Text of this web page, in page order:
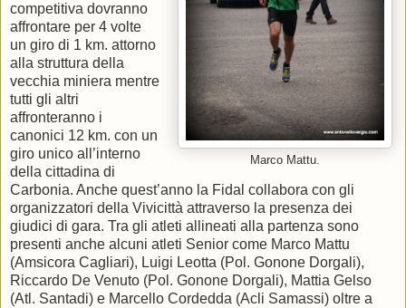
Marco Mattu.
competitiva dovranno
affrontare per 4 volte
un giro di 1 km. attorno
alla struttura della
vecchia miniera mentre
tutti gli altri
affronteranno i
canonici 12 km. con un
giro unico all’interno
della cittadina di
Carbonia. Anche quest’anno la Fidal collabora con gli
organizzatori della Vivicittà attraverso la presenza dei
giudici di gara. Tra gli atleti allineati alla partenza sono
presenti anche alcuni atleti Senior come Marco Mattu
(Amsicora Cagliari), Luigi Leotta (Pol. Gonone Dorgali),
Riccardo De Venuto (Pol. Gonone Dorgali), Mattia Gelso
(Atl. Santadi) e Marcello Cordedda (Acli Samassi) oltre a